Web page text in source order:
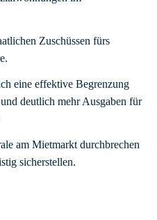
Zuschüssen fürs
eine effektive Begrenzung
deutlich mehr Ausgaben für
am Mietmarkt durchbrechen
sicherstellen.